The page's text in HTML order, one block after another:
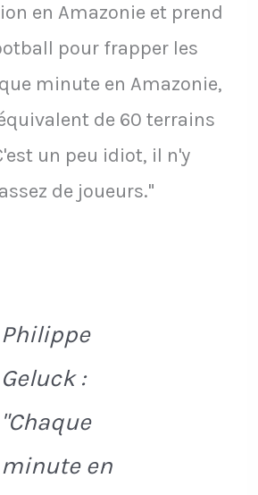
en Amazonie et prend
pour frapper les
minute en Amazonie,
de 60 terrains
un peu idiot, il n'y
de joueurs."
Philippe
Geluck :
"Chaque
minute en